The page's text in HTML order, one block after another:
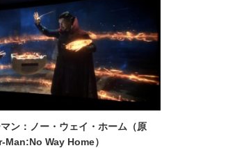
ン：ノー・ウェイ・ホーム（原
Man:No Way Home）